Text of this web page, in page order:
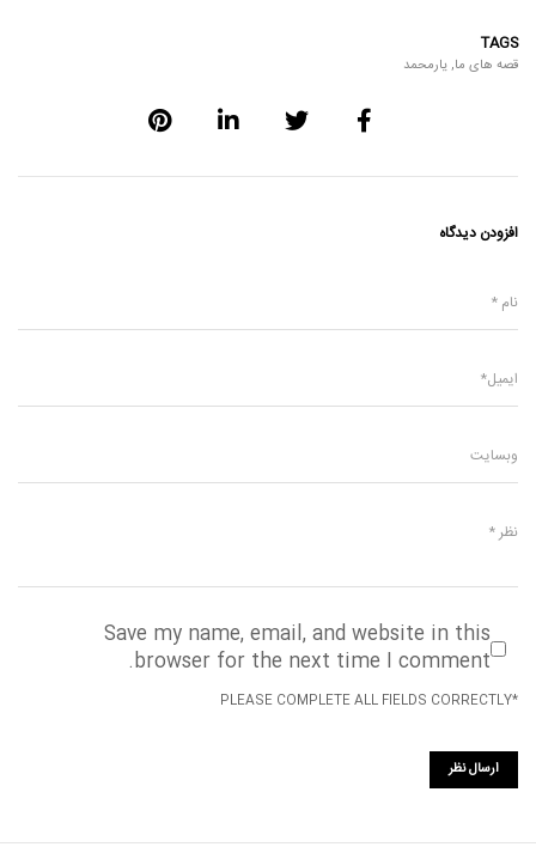
TAGS
قصه های ما,یارمحمد
افزودن دیدگاه
Save my name, email, and website in this
browser for the next time I comment.
*PLEASE COMPLETE ALL FIELDS CORRECTLY